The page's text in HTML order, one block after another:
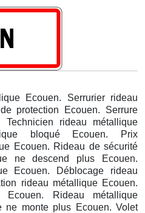
Ecouen. Serrurier rideau
protection Ecouen. Serrure
Technicien rideau métallique
bloqué Ecouen. Prix
Ecouen. Rideau de sécurité
ne descend plus Ecouen.
Ecouen. Déblocage rideau
rideau métallique Ecouen.
Ecouen. Rideau métallique
ne monte plus Ecouen. Volet